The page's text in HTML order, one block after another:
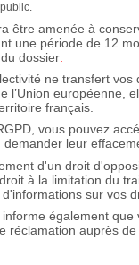
être amenée à
une période de 12
dossier.
ne transfert vos
l’Union européenne,
français.
vous pouvez
leur
d'un droit
à la limitation du
sur vos
également que
réclamation auprès de